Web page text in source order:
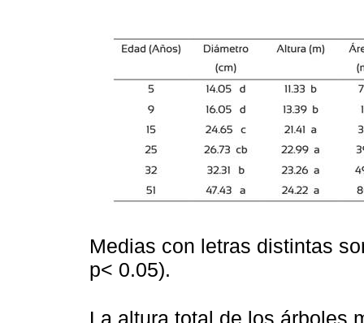
Medias con letras distintas
p< 0.05).
La altura total de los árboles